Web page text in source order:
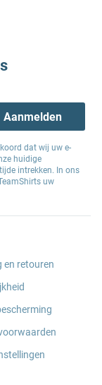
Aanmelden
dat wij uw e-
huidige
intrekken. In ons
uw
en retouren